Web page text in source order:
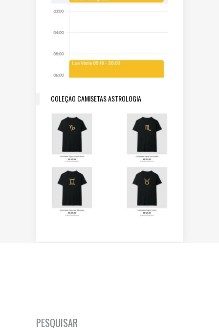
COLEÇÃO CAMISETAS ASTROLOGIA
PESQUISAR